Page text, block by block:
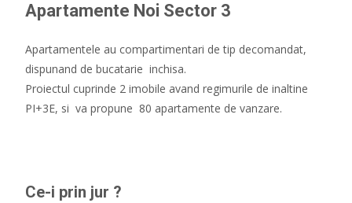
Apartamente Noi Sector 3
Apartamentele au compartimentari de tip decomandat,
dispunand de bucatarie inchisa.
Proiectul cuprinde 2 imobile avand regimurile de inaltine
PI+3E, si va propune 80 apartamente de vanzare.
Ce-i prin jur ?